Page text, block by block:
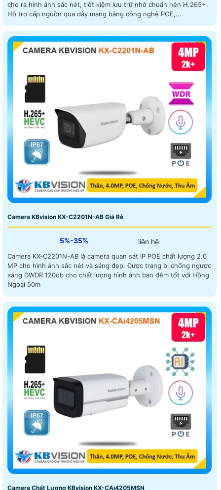
cho ra hình ảnh sắc nét, tiết kiệm lưu trữ nhờ chuẩn nén H.265+.
Hỗ trợ cấp nguồn qua dây mạng bằng công nghệ POE,...
Camera KBvision KX-C2201N-AB Giá Rẻ
5%-35% liên hệ
Camera KX-C2201N-AB là camera quan sát IP POE chất lượng 2.0
MP cho hình ảnh sắc nét và sáng đẹp. Được trang bị chống ngược
sáng DWDR 120db cho chất lượng hình ảnh ban đêm tốt với Hồng
Ngoại 50m
Camera Chất Lượng KBvision KX-CAi4205MSN